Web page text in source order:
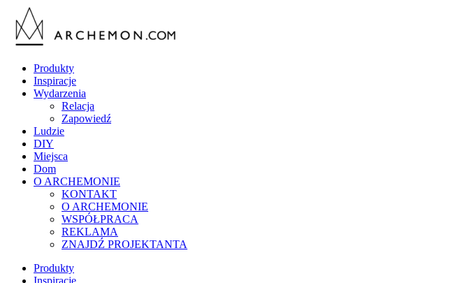
Produkty
Inspiracje
Wydarzenia
Relacja
Zapowiedź
Ludzie
DIY
Miejsca
Dom
O ARCHEMONIE
KONTAKT
O ARCHEMONIE
WSPÓŁPRACA
REKLAMA
ZNAJDŹ PROJEKTANTA
Produkty
Inspiracje